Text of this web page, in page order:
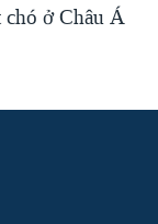
chó ở Châu Á